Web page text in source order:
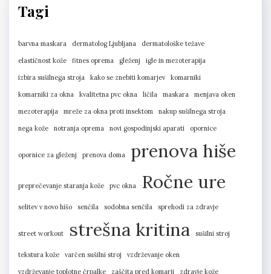
Tagi
barvna maskara dermatolog Ljubljana
dermatološke težave
elastičnost kože
fitnes oprema gleženj
igle in mezoterapija
izbira sušilnega stroja
kako se znebiti komarjev
komarniki
komarniki za okna
kvalitetna pvc okna ličila maskara
menjava oken
mezoterapija
mreže za okna proti insektom
nakup sušilnega stroja
nega kože
notranja oprema novi gospodinjski aparati opornice
opornice za gleženj prenova doma prenova hiše
preprečevanje staranja kože pvc okna Ročne ure
selitev v novo hišo senčila sodobna senčila sprehodi za zdravje
street workout strešna kritina sušilni stroj
tekstura kože varčen sušilni stroj
vzdrževanje oken
vzdrževanje toplotne črpalke
zaščita pred komarji
zdravje kože